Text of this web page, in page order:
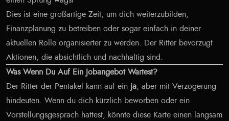
Dies ist eine großartige Zeit, um dich weiterzubilden,
Finanzplanung zu betreiben oder sogar einfach in deiner
aktuellen Rolle organisierter zu werden. Der Ritter bevorzugt
Aktionen, die absichtlich und nachhaltig sind.
Was Wenn Du Auf Ein Jobangebot Wartest?
Der Ritter der Pentakel kann auf ein ja, aber mit Verzögerung
hindeuten. Wenn du dich kürzlich beworben oder ein
Vorstellungsgespräch hattest, könnte diese Karte einen langsam